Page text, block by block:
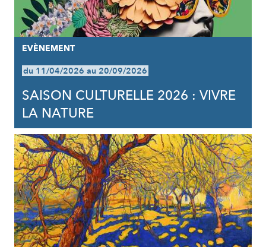
EVÈNEMENT
du 11/04/2026 au 20/09/2026
SAISON CULTURELLE 2026 : VIVRE
LA NATURE